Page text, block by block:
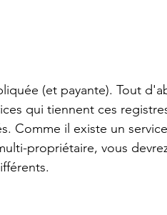
(et payante). Tout
qui tiennent ces
Comme il existe un
propriétaire, vous